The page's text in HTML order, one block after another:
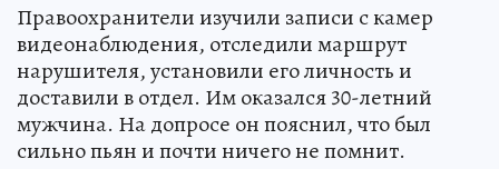
Правоохранители изучили записи с камер
видеонаблюдения, отследили маршрут
нарушителя, установили его личность и
доставили в отдел. Им оказался 30-летний
мужчина. На допросе он пояснил, что был
сильно пьян и почти ничего не помнит.